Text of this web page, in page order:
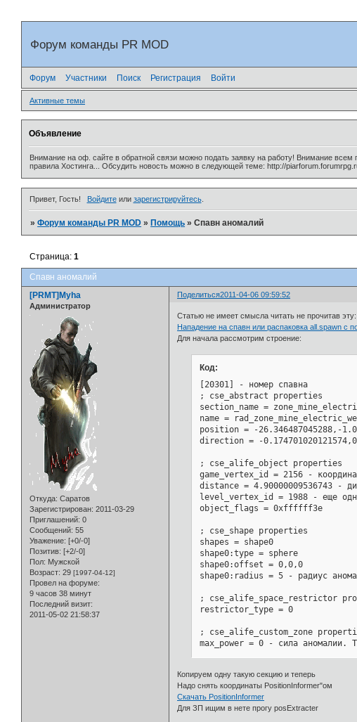
Форум команды PR MOD
Форум Участники Поиск Регистрация Войти
Активные темы
Объявление
Внимание на оф. сайте в обратной связи можно подать заявку на работу! Внимание
правила Хостинга... Обсудить новость можно в следующей теме: http://
Привет, Гость! Войдитеили зарегистрируйтесь.
»Форум команды PR MOD » Помощь »Спавн аномалий
Спавн аномалий
Страница:1
Поделиться2011-04-06 09:59:52
[PRMT]Myha
Администратор
Откуда: Саратов
Зарегистрирован: 2011-03-29
Приглашений: 0
Сообщений: 55
Уважение: [+0/-0]
Позитив: [+2/-0]
Пол: Мужской
Возраст: 29 [1997-04-12]
Провел на форуме:
9 часов 38 минут
Последний визит:
2011-05-02 21:58:37
Статью не имеет смысла читать не прочитав эту:
Нападение на спавн или распаковка all.spawn с
Для начала рассмотрим строение:
Код:
[20301] - номер спавна
; cse_abstract properties
section_name =
name =
position = -26.346487045288,-
direction = -
; cse_alife_object properties
game_vertex_id = 2156 -
distance = 4.90000009536743 -
level_vertex_id = 1988 - еще
object_flags = 0xffffff3e
; cse_shape properties
shapes = shape0
shape0:type = sphere
shape0:offset = 0,0,0
shape0:radius = 5 - радиус
; cse_alife_space_restrictor
restrictor_type = 0
; cse_alife_custom_zone
max_power = 0 - сила аномалии.
offline_interactive_radius = 30 -
artefact_spawn_count = 32
artefact_position_offset = 0x2f20
Копируем одну такую секцию и теперь
Надо снять координаты PositionInformer"ом
Скачать PositionInformer
Для ЗП ищим в нете прогу posExtracter